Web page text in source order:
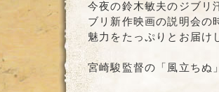
今夜の鈴木敏夫のジブリ
ブリ新作映画の説明会の
魅力をたっぷりとお届け
宮崎駿監督の「風立ちぬ